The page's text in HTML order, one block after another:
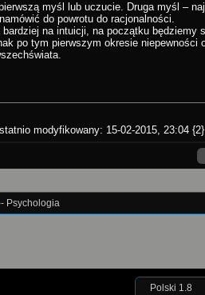
myśl lub uczucie. Druga myśl –
do powrotu do racjonalności.
na intuicji, na początku będziemy
po tym pierwszym okresie niepewności
modyfikowany: 15-02-2015, 23:04